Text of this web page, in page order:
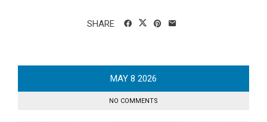
SHARE
MAY 8 2026
NO COMMENTS